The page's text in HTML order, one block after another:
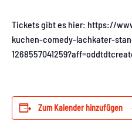
Tickets gibt es hier: https://
kuchen-comedy-lachkater-
Zum Kalender hinzufügen